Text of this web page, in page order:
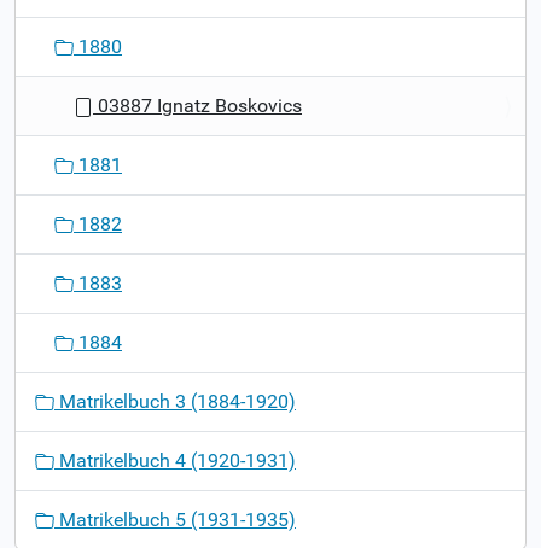
1880
03887 Ignatz Boskovics
1881
1882
1883
1884
Matrikelbuch 3 (1884-1920)
Matrikelbuch 4 (1920-1931)
Matrikelbuch 5 (1931-1935)